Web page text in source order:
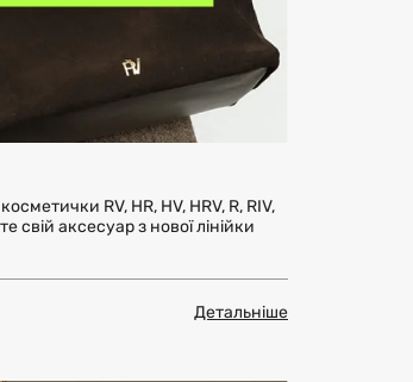
RV, HR, HV, HRV, R, RIV,
свій аксесуар з нової лінійки
Детальніше